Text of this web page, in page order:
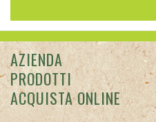
AZIENDA
PRODOTTI
ACQUISTA ONLINE